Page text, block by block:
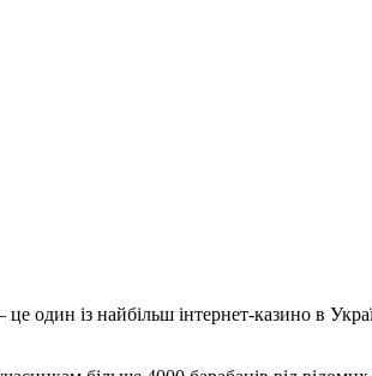
один із найбільш інтернет-казино в